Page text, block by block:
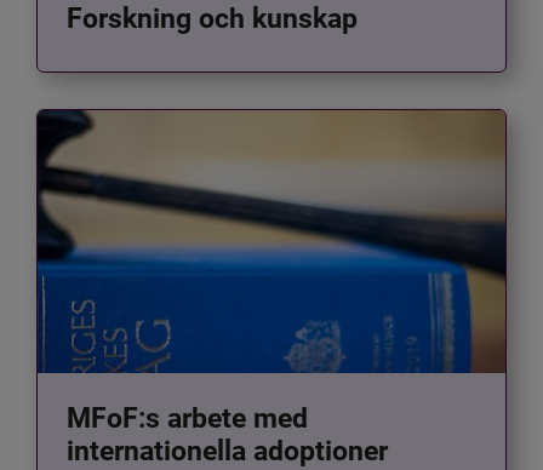
Forskning och kunskap
MFoF:s arbete med
internationella adoptioner